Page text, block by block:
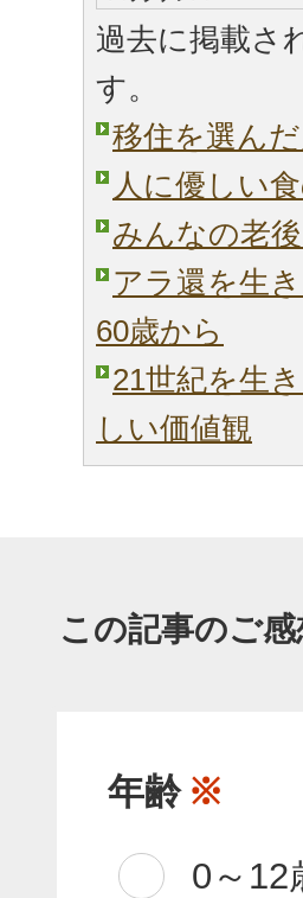
過去に掲載さ
す。
移住を選ん
人に優しい
みんなの老
アラ還を生
60歳から
21世紀を生
しい価値観
この記事のご
年齢 ※
0～12